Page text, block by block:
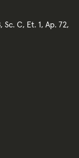
C, Et. 1, Ap. 72,